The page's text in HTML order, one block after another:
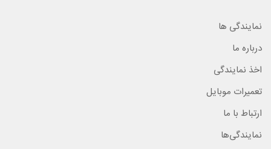
نمایندگی ها
درباره ما
اخذ نمایندگی
تعمیرات موبایل
ارتباط با ما
نمایندگی‌ها